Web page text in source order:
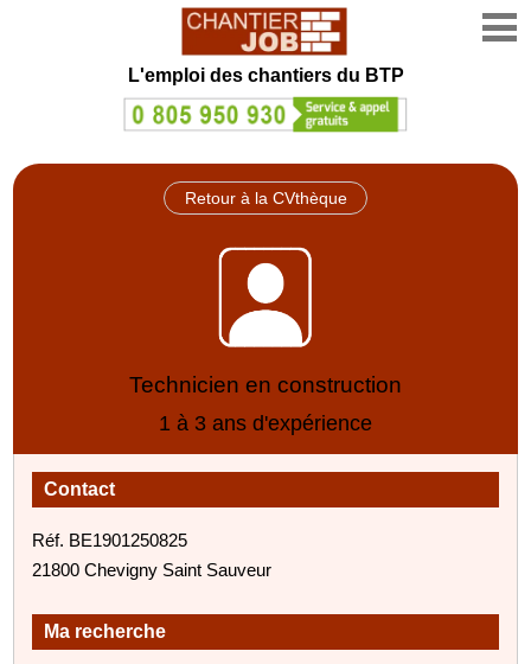
L'emploi des chantiers du BTP
Retour à la CVthèque
Technicien en construction
1 à 3 ans d'expérience
Contact
Réf. BE1901250825
21800 Chevigny Saint Sauveur
Ma recherche